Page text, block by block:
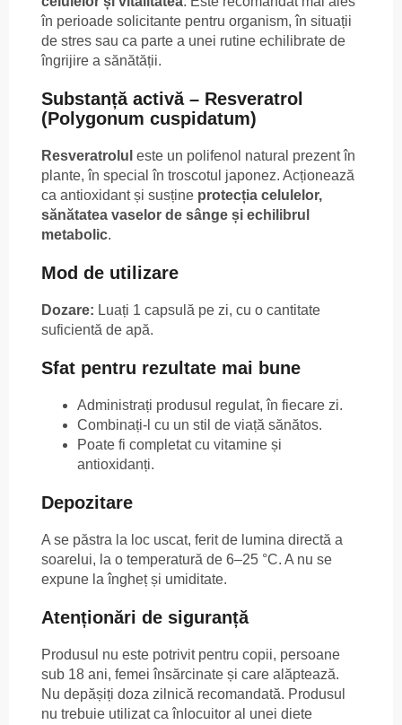
în perioade solicitante pentru organism, în situații
de stres sau ca parte a unei rutine echilibrate de
îngrijire a sănătății.
Substanță activă – Resveratrol
(Polygonum cuspidatum)
Resveratrolul este un polifenol natural prezent în
plante, în special în troscotul japonez. Acționează
ca antioxidant și susține protecția celulelor,
sănătatea vaselor de sânge și echilibrul
metabolic.
Mod de utilizare
Dozare: Luați 1 capsulă pe zi, cu o cantitate
suficientă de apă.
Sfat pentru rezultate mai bune
Administrați produsul regulat, în fiecare zi.
Combinați-l cu un stil de viață sănătos.
Poate fi completat cu vitamine și
antioxidanți.
Depozitare
A se păstra la loc uscat, ferit de lumina directă a
soarelui, la o temperatură de 6–25 °C. A nu se
expune la îngheț și umiditate.
Atenționări de siguranță
Produsul nu este potrivit pentru copii, persoane
sub 18 ani, femei însărcinate și care alăptează.
Nu depășiți doza zilnică recomandată. Produsul
nu trebuie utilizat ca înlocuitor al unei diete